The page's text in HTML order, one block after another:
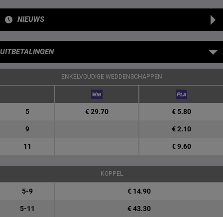
NIEUWS
UITBETALINGEN
ENKELVOUDIGE WEDDENSCHAPPEN
5 € 29.70 € 5.80
9 € 2.10
11 € 9.60
KOPPEL
5-9 € 14.90
5-11 € 43.30